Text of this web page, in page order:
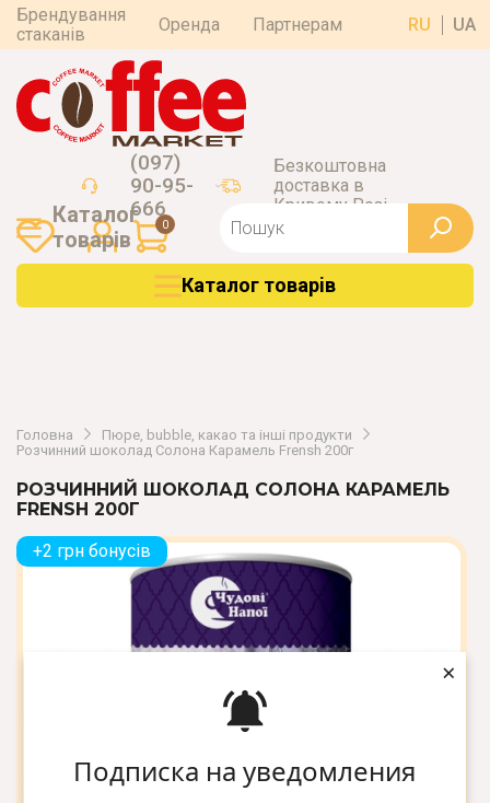
Подписка на уведомления
×
Брендування
стаканів
Оренда Партнерам RU UA
(097)
90-95-
666
Безкоштовна
доставка в
Кривому Розі
0
Каталог
товарiв
Каталог товарiв
Головна
Пюре, bubble, какао та інші продукти
Розчинний шоколад Солона Карамель Frensh 200г
РОЗЧИННИЙ ШОКОЛАД СОЛОНА КАРАМЕЛЬ
FRENSH 200Г
+2 грн бонусів